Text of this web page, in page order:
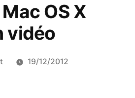
OS X
vidéo
19/12/2012